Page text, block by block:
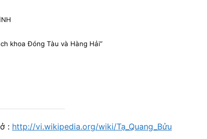
khoa Đóng Tàu và Hàng Hải”
: http://vi.wikipedia.org/wiki/Tạ_Quang_Bửu